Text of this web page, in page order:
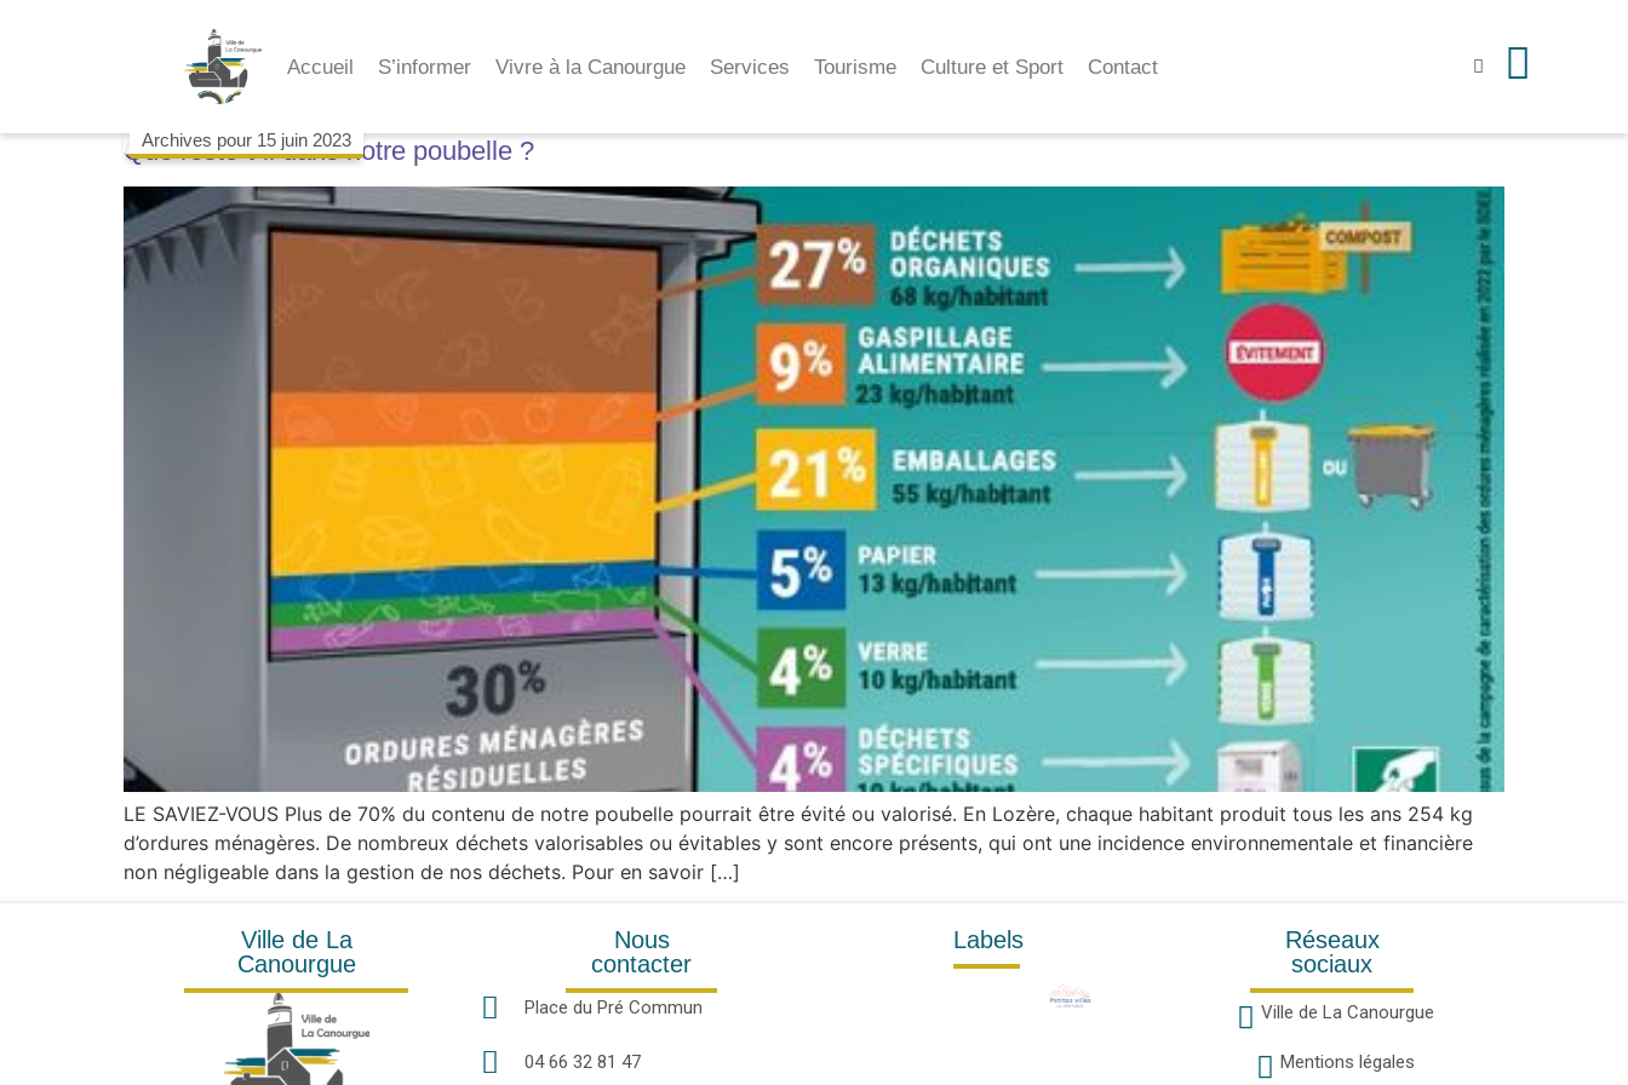
Accueil S’informer Vivre à la Canourgue Services Tourisme Culture et Sport Contact
Archives pour 15 juin 2023
Archives pour 15 juin 2023
Jour : 15 juin 2023
Que reste-t-il dans notre poubelle ?
LE SAVIEZ-VOUS Plus de 70% du contenu de notre poubelle pourrait être évité ou valorisé. En Lozère, chaque habitant produit tous les ans 254 kg
d’ordures ménagères. De nombreux déchets valorisables ou évitables y sont encore présents, qui ont une incidence environnementale et financière
non négligeable dans la gestion de nos déchets. Pour en savoir […]
Ville de La
Canourgue
Nous
contacter
Place du Pré Commun
04 66 32 81 47
Labels
Réseaux
sociaux
Ville de La Canourgue
Mentions légales